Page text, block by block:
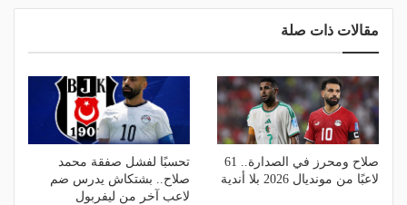
مقالات ذات صلة
صلاح ومحرز في الصدارة.. 61
لاعبًا من مونديال 2026 بلا أندية
تحسبًا لفشل صفقة محمد
صلاح.. بشتكاش يدرس ضم
لاعب آخر من ليفربول